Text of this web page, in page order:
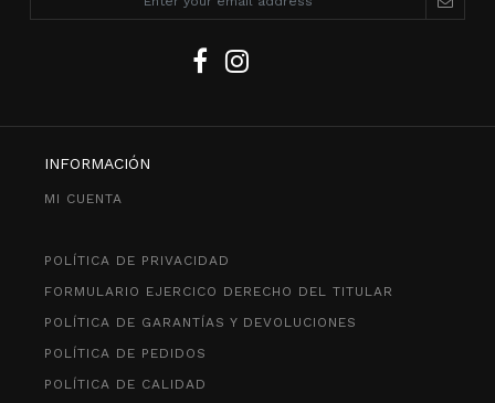
INFORMACIÓN
MI CUENTA
POLÍTICA DE PRIVACIDAD
FORMULARIO EJERCICO DERECHO DEL TITULAR
POLÍTICA DE GARANTÍAS Y DEVOLUCIONES
POLÍTICA DE PEDIDOS
POLÍTICA DE CALIDAD